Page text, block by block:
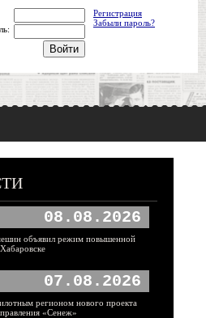
Регистрация
Забыли пароль?
08.08.2026
объявил режим повышенной
07.08.2026
регионом нового проекта
«Сенеж»